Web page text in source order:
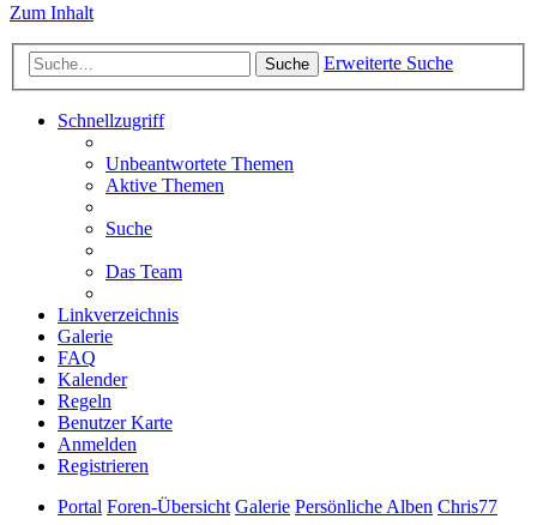
Zum Inhalt
Suche Erweiterte Suche
Schnellzugriff
Unbeantwortete Themen
Aktive Themen
Suche
Das Team
Linkverzeichnis
Galerie
FAQ
Kalender
Regeln
Benutzer Karte
Anmelden
Registrieren
Portal Foren-Übersicht Galerie Persönliche Alben Chris77